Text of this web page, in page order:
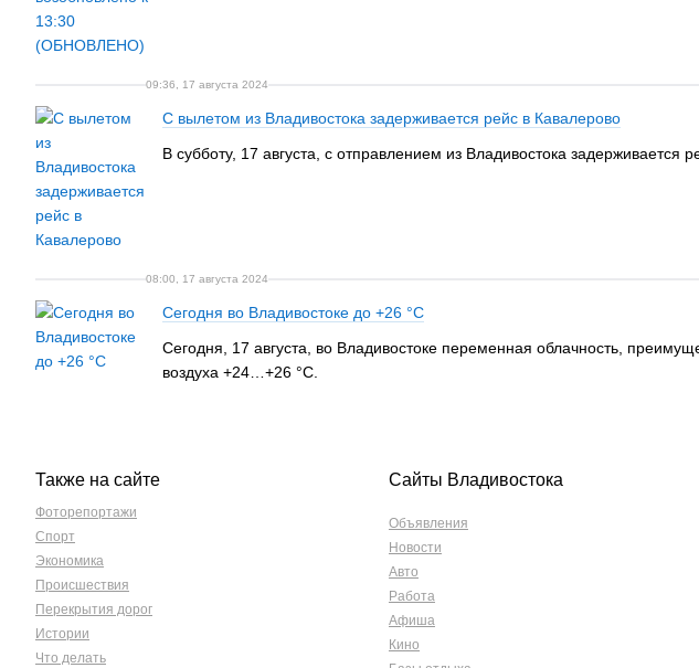
09:36, 17 августа 2024
С вылетом из Владивостока задерживается рейс в Кавалерово
В субботу, 17 августа, с отправлением из Владивостока
08:00, 17 августа 2024
Сегодня во Владивостоке до +26 °С
Сегодня, 17 августа, во Владивостоке переменная облачность,
воздуха +24…+26 °С.
Также на сайте
Фоторепортажи
Спорт
Экономика
Происшествия
Перекрытия дорог
Истории
Что делать
Сайты Владивостока
Объявления
Новости
Авто
Работа
Афиша
Кино